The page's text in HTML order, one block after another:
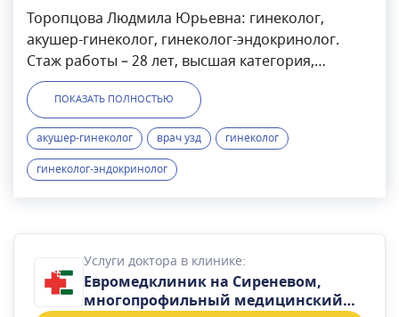
Торопцова Людмила Юрьевна: гинеколог,
акушер-гинеколог, гинеколог-эндокринолог.
Стаж работы – 28 лет, высшая категория,
кандидат мед. наук. Сертифицированный врач,
специализирующийся на лечении заболеваний
женской половой системы и медицинском
наблюдении за течением беременности.
Проводит консультативный прием пациенток,
малого таза на экспертном уровне. В области
практической деятельности доктора: Людмила
Юрьевна занимается подбором контрацепции,
гормонотерапии, установкой и удалением ВМС.
ПОКАЗАТЬ ПОЛНОСТЬЮ
акушер-гинеколог врач узд
гинеколог
гинеколог-эндокринолог
Услуги доктора в клинике:
Евромедклиник на Сиреневом,
многопрофильный медицинский